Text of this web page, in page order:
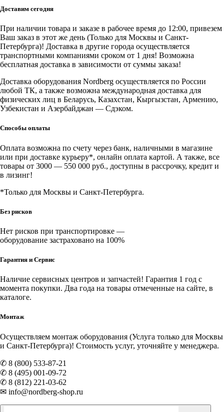
Шланг
резиновый
в
оплетке
10
мм,
15
м
Доставим сегодня
При наличии товара и заказе в рабочее время до 12:00, привезем
Ваш заказ в этот же день (Только для Москвы и Санкт-
Петербурга)! Доставка в другие города осуществляется
транспортными компаниями сроком от 1 дня! Возможна
бесплатная доставка в зависимости от суммы заказа!
Доставка оборудования Nordberg осуществляется по России
любой ТК, а также возможна международная доставка для
физических лиц в Беларусь, Казахстан, Кыргызстан, Армению,
Узбекистан и Азербайджан — Сдэком.
Способы оплаты
Оплата возможна по счету через банк, наличными в магазине
или при доставке курьеру*, онлайн оплата картой. А также, все
товары от 3000 — 550 000 руб., доступны в рассрочку, кредит и
в лизинг!
*Только для Москвы и Санкт-Петербурга.
Без рисков
Нет рисков при транспортировке —
оборудование застраховано на 100%
Гарантия и Сервис
Наличие сервисных центров и запчастей! Гарантия 1 год с
момента покупки. Два года на товары отмеченные на сайте, в
каталоге.
Монтаж
Осуществляем монтаж оборудования (Услуга только для Москвы
и Санкт-Петербурга)! Стоимость услуг, уточняйте у менеджера.
✆ 8 (800) 533-87-21
✆ 8 (495) 001-09-72
✆ 8 (812) 221-03-62
✉ info@nordberg-shop.ru